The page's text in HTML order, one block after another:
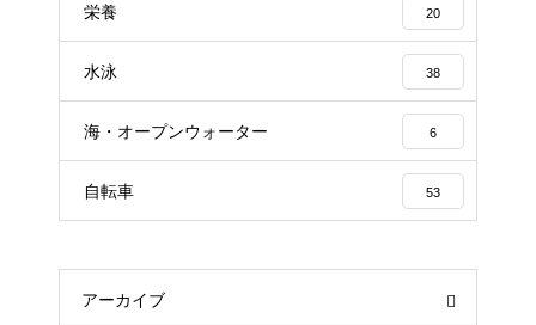
栄養 20
水泳 38
海・オープンウォーター 6
自転車 53
アーカイブ